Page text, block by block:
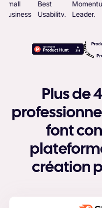
Plus de
font
création